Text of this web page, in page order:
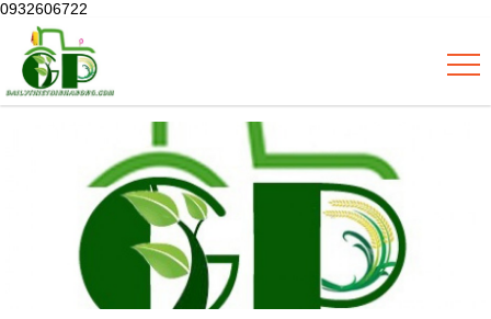
0932606722